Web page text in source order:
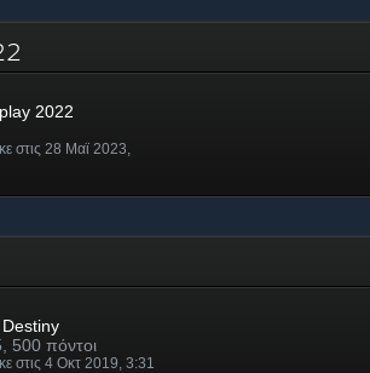
2022
στις 28 Μαϊ 2023,
500 πόντοι
στις 4 Οκτ 2019, 3:31